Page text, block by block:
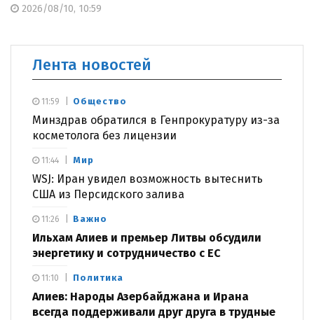
2026/08/10, 10:59
Лента новостей
Общество
Минздрав обратился в Генпрокуратуру из-за
косметолога без лицензии
11:59
Мир
WSJ: Иран увидел возможность вытеснить
США из Персидского залива
11:44
Важно
Ильхам Алиев и премьер Литвы обсудили
энергетику и сотрудничество с ЕС
11:26
Политика
Алиев: Народы Азербайджана и Ирана
всегда поддерживали друг друга в трудные
11:10